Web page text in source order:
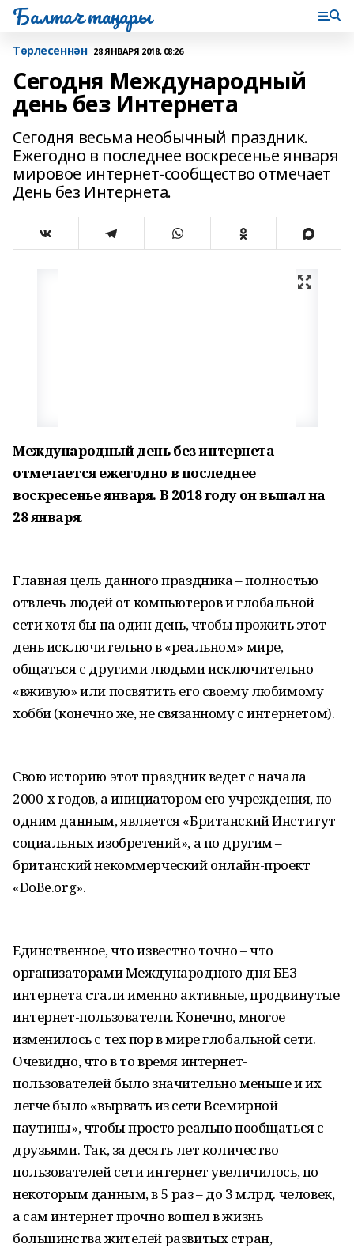
Балтач таңнары
Tөрлесеннән 28 ЯНВАРЯ 2018, 08:26
Сегодня Международный
день без Интернета
Сегодня весьма необычный праздник.
Ежегодно в последнее воскресенье января
мировое интернет-сообщество отмечает
День без Интернета.
Международный день без интернета
отмечается ежегодно в последнее
воскресенье января. В 2018 году он выпал на
28 января.
Главная цель данного праздника – полностью
отвлечь людей от компьютеров и глобальной
сети хотя бы на один день, чтобы прожить этот
день исключительно в «реальном» мире,
общаться с другими людьми исключительно
«вживую» или посвятить его своему любимому
хобби (конечно же, не связанному с интернетом).
Свою историю этот праздник ведет с начала
2000-х годов, а инициатором его учреждения, по
одним данным, является «Британский Институт
социальных изобретений», а по другим –
британский некоммерческий онлайн-проект
«DoBe.org».
Единственное, что известно точно – что
организаторами Международного дня БЕЗ
интернета стали именно активные, продвинутые
интернет-пользователи. Конечно, многое
изменилось с тех пор в мире глобальной сети.
Очевидно, что в то время интернет-
пользователей было значительно меньше и их
легче было «вырвать из сети Всемирной
паутины», чтобы просто реально пообщаться с
друзьями. Так, за десять лет количество
пользователей сети интернет увеличилось, по
некоторым данным, в 5 раз – до 3 млрд. человек,
а сам интернет прочно вошел в жизнь
большинства жителей развитых стран,